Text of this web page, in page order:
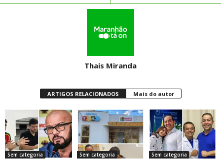
Thais Miranda
ARTIGOS RELACIONADOS Mais do autor
Sem categoria Sem categoria Sem categoria